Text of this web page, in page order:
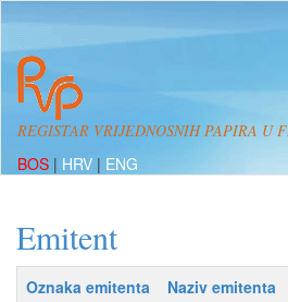
REGISTAR VRIJEDNOSNIH PAPIRA U
BOS | HRV | ENG
Emitent
Oznaka emitenta Naziv emitenta